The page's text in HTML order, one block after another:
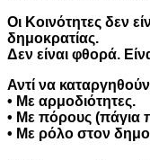
Οι Κοινότητες δεν
δημοκρατίας.
Δεν είναι φθορά.
Αντί να
• Με αρμοδιότητες.
• Με πόρους (πάγια
• Με ρόλο στον